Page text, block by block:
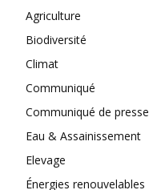
Agriculture
Biodiversité
Climat
Communiqué
Communiqué de presse
Eau & Assainissement
Elevage
Énergies renouvelables